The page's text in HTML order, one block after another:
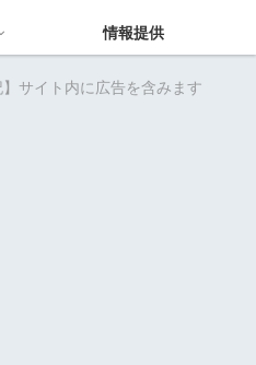
情報提供
】サイト内に広告を含みます